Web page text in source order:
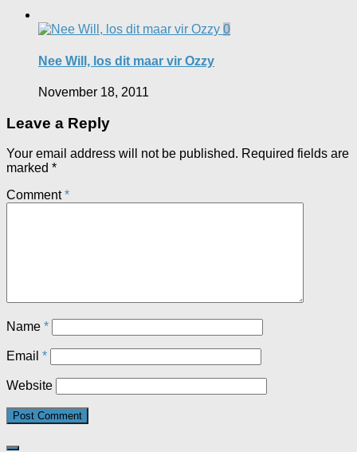
0
Nee Will, los dit maar vir Ozzy
November 18, 2011
Leave a Reply
Your email address will not be published. Required fields are
marked *
Comment*
Name *
Email *
Website